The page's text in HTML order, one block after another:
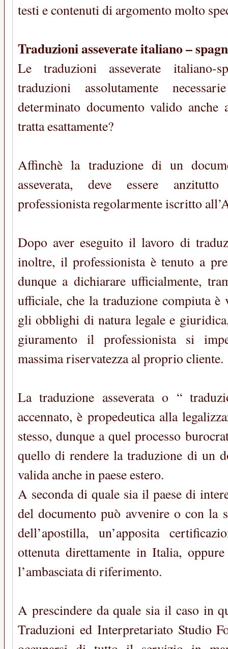
testi e contenuti di argomento molto
Traduzioni asseverate italiano –
Le traduzioni asseverate italiano-
traduzioni assolutamente
determinato documento valido anche
tratta esattamente?
Affinchè la traduzione di un
asseverata, deve essere
professionista regolarmente iscritto
Dopo aver eseguito il lavoro di
inoltre, il professionista è tenuto a
dunque a dichiarare ufficialmente,
ufficiale, che la traduzione compiuta
gli obblighi di natura legale e
giuramento il professionista si
massima riservatezza al proprio cliente.
La traduzione asseverata o “
accennato, è propedeutica alla
stesso, dunque a quel processo
quello di rendere la traduzione di un
valida anche in paese estero.
A seconda di quale sia il paese di
del documento può avvenire o con la
dell’apostilla, un’apposita
ottenuta direttamente in Italia,
l’ambasciata di riferimento.
A prescindere da quale sia il caso in
Traduzioni ed Interpretariato Studio